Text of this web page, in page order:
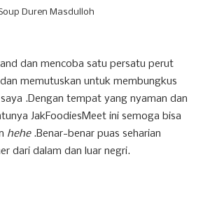
Duren Masdulloh
dan mencoba satu persatu perut
dan memutuskan untuk membungkus
.Dengan tempat yang nyaman dan
JakFoodiesMeet ini semoga bisa
hehe .Benar-benar puas seharian
dari dalam dan luar negri.